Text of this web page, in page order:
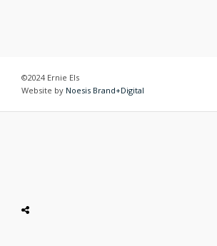
©2024 Ernie Els
Website by Noesis Brand+Digital